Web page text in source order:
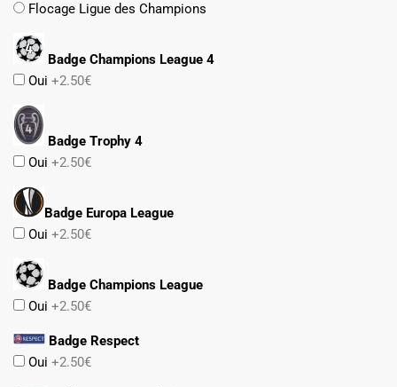
Flocage Ligue des Champions
Badge Champions League 4
Oui +2.50€
Badge Trophy 4
Oui +2.50€
Badge Europa League
Oui +2.50€
Badge Champions League
Oui +2.50€
Badge Respect
Oui +2.50€